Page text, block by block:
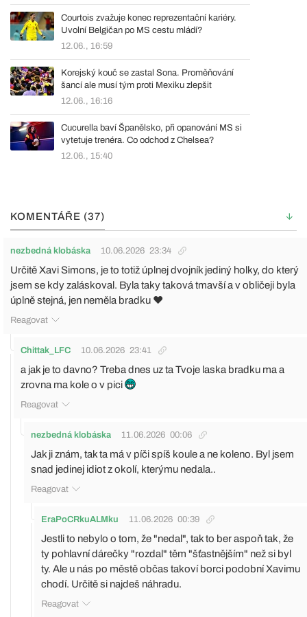
Courtois zvažuje konec reprezentační kariéry.
Uvolní Belgičan po MS cestu mládí?
12.06., 16:59
Korejský kouč se zastal Sona. Proměňování
šancí ale musí tým proti Mexiku zlepšit
12.06., 16:16
Cucurella baví Španělsko, při opanování MS si
vytetuje trenéra. Co odchod z Chelsea?
12.06., 15:40
KOMENTÁŘE (37)
nezbedná klobáska 10.06.2026 23:34
Určitě Xavi Simons, je to totiž úplnej dvojník jediný holky, do který
jsem se kdy zaláskoval. Byla taky taková tmavší a v obličeji byla
úplně stejná, jen neměla bradku ❤
Reagovat
Chittak_LFC 10.06.2026 23:41
a jak je to davno? Treba dnes uz ta Tvoje laska bradku ma a
zrovna ma kole o v pici
Reagovat
nezbedná klobáska 11.06.2026 00:06
Jak ji znám, tak ta má v píči spíš koule a ne koleno. Byl jsem
snad jedinej idiot z okolí, kterýmu nedala..
Reagovat
EraPoCRkuALMku 11.06.2026 00:39
Jestli to nebylo o tom, že "nedal", tak to ber aspoň tak, že
ty pohlavní dárečky "rozdal" těm "šťastnějším" než si byl
ty. Ale u nás po městě občas takoví borci podobní Xavimu
chodí. Určitě si najdeš náhradu.
Reagovat